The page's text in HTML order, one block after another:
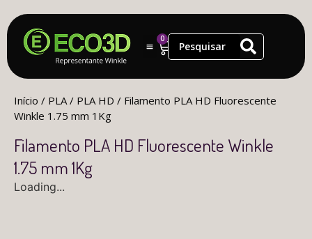
0
Início / PLA/ PLA HD / Filamento PLA HD Fluorescente
Winkle 1.75 mm 1Kg
Filamento PLA HD Fluorescente Winkle
1.75 mm 1Kg
Loading...